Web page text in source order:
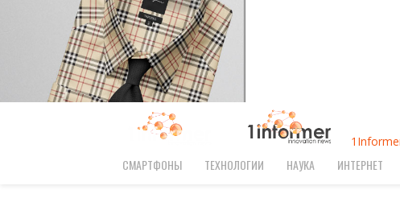
СМАРТФОНЫ ТЕХНОЛОГИИ НАУКА ИНТЕРНЕТ